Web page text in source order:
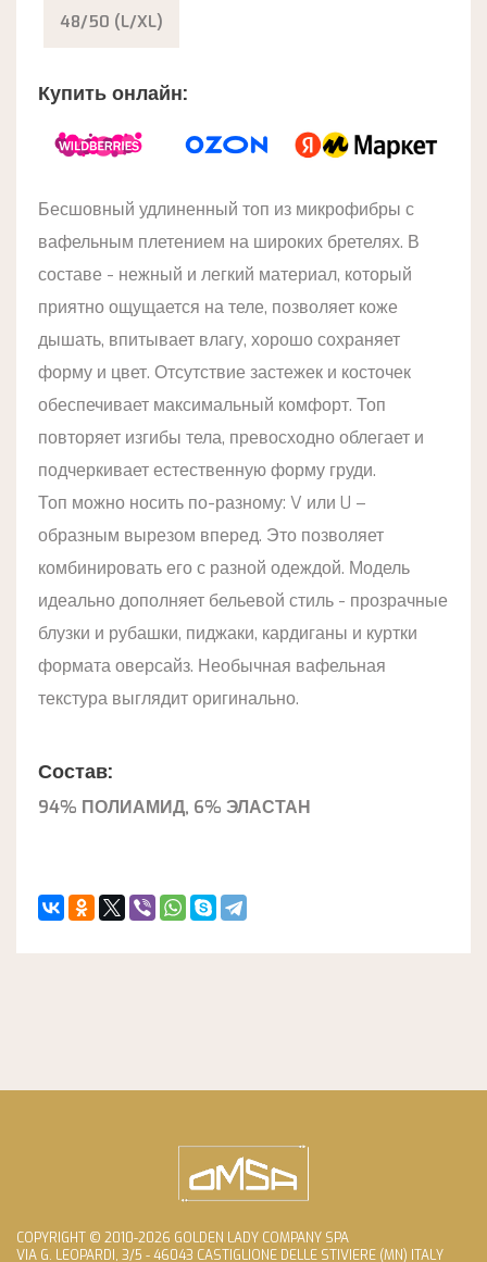
48/50 (L/XL)
Купить онлайн:
Бесшовный удлиненный топ из микрофибры с
вафельным плетением на широких бретелях. В
составе - нежный и легкий материал, который
приятно ощущается на теле, позволяет коже
дышать, впитывает влагу, хорошо сохраняет
форму и цвет. Отсутствие застежек и косточек
обеспечивает максимальный комфорт. Топ
повторяет изгибы тела, превосходно облегает и
подчеркивает естественную форму груди.
Топ можно носить по-разному: V или U –
образным вырезом вперед. Это позволяет
комбинировать его с разной одеждой. Модель
идеально дополняет бельевой стиль - прозрачные
блузки и рубашки, пиджаки, кардиганы и куртки
формата оверсайз. Необычная вафельная
текстура выглядит оригинально.
Состав:
94% ПОЛИАМИД, 6% ЭЛАСТАН
COPYRIGHT © 2010-2026 GOLDEN LADY COMPANY SPA
VIA G. LEOPARDI, 3/5 - 46043 CASTIGLIONE DELLE STIVIERE (MN) ITALY